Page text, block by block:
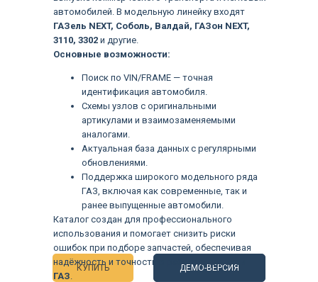
КУПИТЬ ДЕМО-ВЕРСИЯ
автомобилей. В модельную линейку входят
ГАЗель NEXT, Соболь, Валдай, ГАЗон NEXT,
3110, 3302 и другие.
Основные возможности:
Поиск по VIN/FRAME — точная
идентификация автомобиля.
Схемы узлов с оригинальными
артикулами и взаимозаменяемыми
аналогами.
Актуальная база данных с регулярными
обновлениями.
Поддержка широкого модельного ряда
ГАЗ, включая как современные, так и
ранее выпущенные автомобили.
Каталог создан для профессионального
использования и помогает снизить риски
ошибок при подборе запчастей, обеспечивая
надёжность и точность в работе с техникой
ГАЗ.
Языки